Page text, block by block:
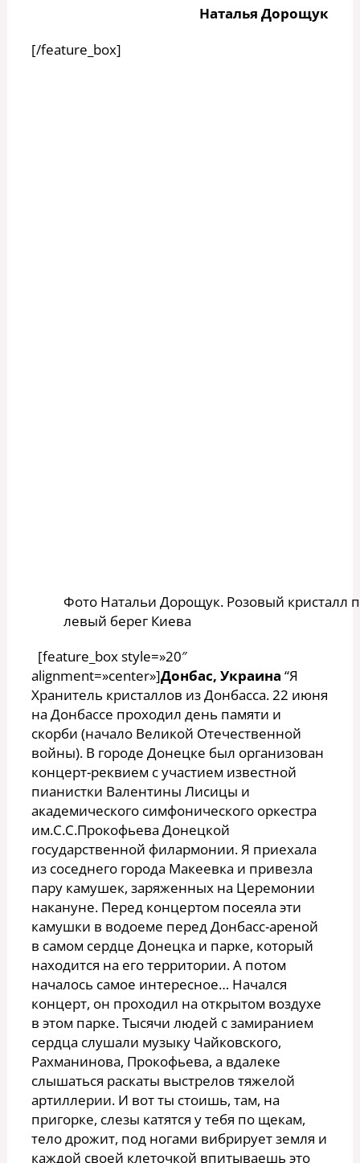
Наталья Дорощук
[/feature_box]
Фото Натальи Дорощук. Розовый кристалл
левый берег Киева
[feature_box style=»20″
alignment=»center»]Донбас, Украина “Я
Хранитель кристаллов из Донбасса. 22 июня
на Донбассе проходил день памяти и
скорби (начало Великой Отечественной
войны). В городе Донецке был организован
концерт-реквием с участием известной
пианистки Валентины Лисицы и
академического симфонического оркестра
им.С.С.Прокофьева Донецкой
государственной филармонии. Я приехала
из соседнего города Макеевка и привезла
пару камушек, заряженных на Церемонии
накануне. Перед концертом посеяла эти
камушки в водоеме перед Донбасс-ареной
в самом сердце Донецка и парке, который
находится на его территории. А потом
началось самое интересное… Начался
концерт, он проходил на открытом воздухе
в этом парке. Тысячи людей с замиранием
сердца слушали музыку Чайковского,
Рахманинова, Прокофьева, а вдалеке
слышаться раскаты выстрелов тяжелой
артиллерии. И вот ты стоишь, там, на
пригорке, слезы катятся у тебя по щекам,
тело дрожит, под ногами вибрирует земля и
каждой своей клеточкой впитываешь это